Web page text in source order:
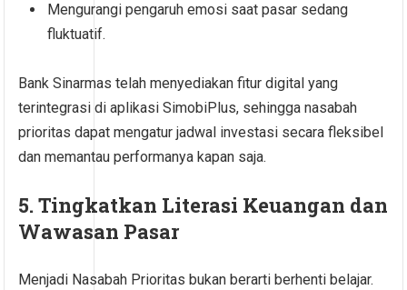
Mengurangi pengaruh emosi saat pasar sedang
fluktuatif.
Bank Sinarmas telah menyediakan fitur digital yang
terintegrasi di aplikasi SimobiPlus, sehingga nasabah
prioritas dapat mengatur jadwal investasi secara fleksibel
dan memantau performanya kapan saja.
5. Tingkatkan Literasi Keuangan dan
Wawasan Pasar
Menjadi Nasabah Prioritas bukan berarti berhenti belajar.